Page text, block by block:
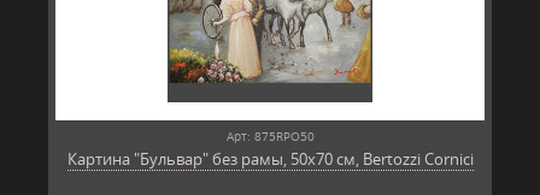
Арт: 875RPO50
Картина "Бульвар" без рамы, 50х70 см, Bertozzi Cornici